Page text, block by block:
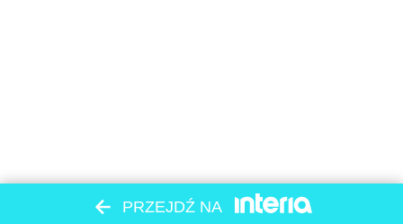
PRZEJDŹ NA